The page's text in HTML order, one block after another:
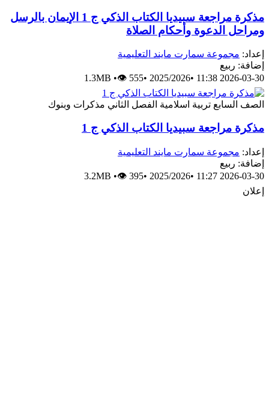
مذكرة مراجعة سبيديا الكتاب الذكي ج 1 الإيمان بالرسل
ومراحل الدعوة وأحكام الصلاة
إعداد: مجموعة سمارت مايند التعليمية
إضافة: ربيع
2026-03-30 11:38
•
2025/2026
•
1.3MB •👁 555
الصف السابع تربية اسلامية الفصل الثاني مذكرات وبنوك
مذكرة مراجعة سبيديا الكتاب الذكي ج 1
إعداد: مجموعة سمارت مايند التعليمية
إضافة: ربيع
2026-03-30 11:27
•
2025/2026
•
3.2MB •👁 395
إعلان